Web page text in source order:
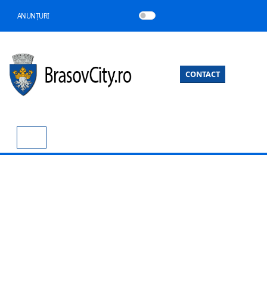
ANUNȚURI
CONTACT